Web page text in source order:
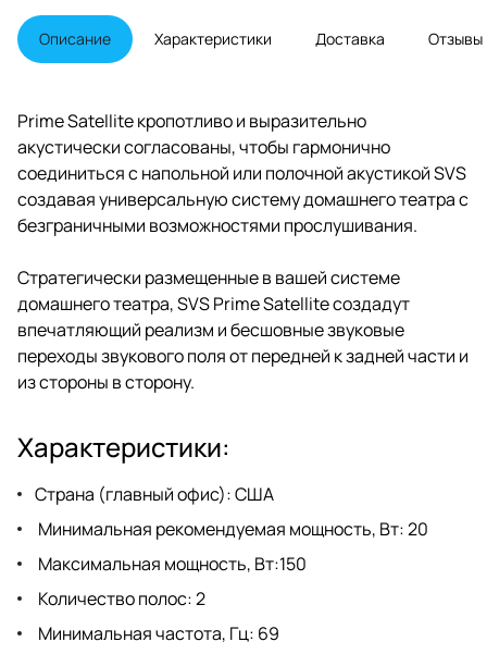
воспроизведения звука. На
самом деле, Prime Satellite
совершили революцию среди
тех же компонентов, что и их
старшие братья из линеек Prime
и Ultra.
Описание Характеристики Доставка Отзывы
Prime Satellite кропотливо и выразительно
акустически согласованы, чтобы гармонично
соединиться с напольной или полочной акустикой SVS
создавая универсальную систему домашнего театра с
безграничными возможностями прослушивания.
Стратегически размещенные в вашей системе
домашнего театра, SVS Prime Satellite создадут
впечатляющий реализм и бесшовные звуковые
переходы звукового поля от передней к задней части и
из стороны в сторону.
Характеристики:
Страна (главный офис): США
Минимальная рекомендуемая мощность, Вт: 20
Максимальная мощность, Вт:150
Количество полос: 2
Минимальная частота, Гц: 69